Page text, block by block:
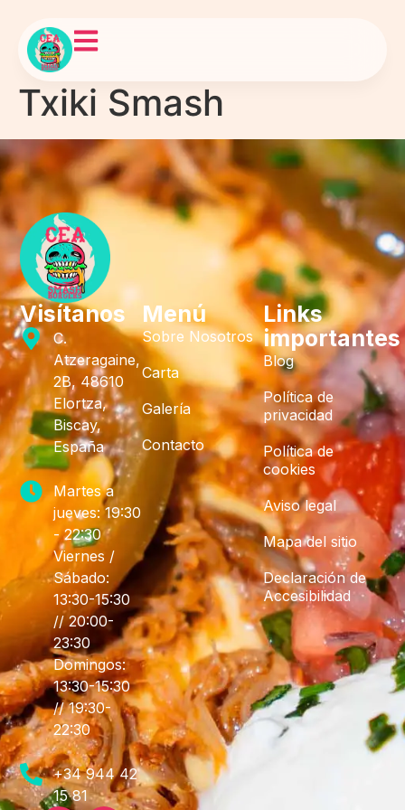
Txiki Smash
Visítanos
C.
Atzeragaine,
2B, 48610
Elortza,
Biscay,
España
Martes a
jueves: 19:30
- 22:30
Viernes /
Sábado:
13:30-15:30
// 20:00-
23:30
Domingos:
13:30-15:30
// 19:30-
22:30
+34 944 42
15 81
Menú
Sobre Nosotros
Carta
Galería
Contacto
Links
importantes
Blog
Política de
privacidad
Política de
cookies
Aviso legal
Mapa del sitio
Declaración de
Accesibilidad